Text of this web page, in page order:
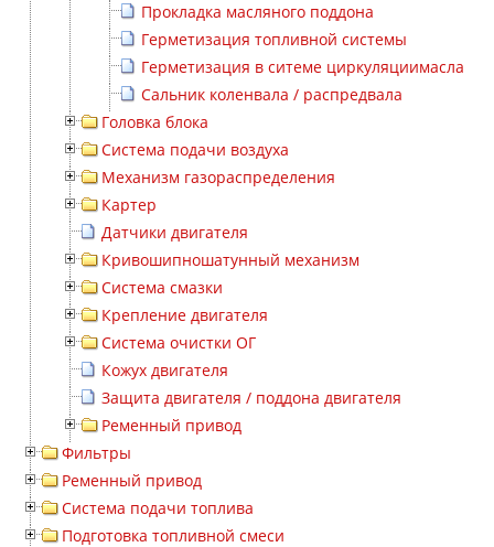
Прокладка масляного поддона
Герметизация топливной системы
Герметизация в ситеме циркуляциимасла
Сальник коленвала / распредвала
Головка блока
Система подачи воздуха
Механизм газораспределения
Картер
Датчики двигателя
Кривошипношатунный механизм
Система смазки
Крепление двигателя
Система очистки ОГ
Кожух двигателя
Защита двигателя / поддона двигателя
Ременный привод
Фильтры
Ременный привод
Система подачи топлива
Подготовка топливной смеси